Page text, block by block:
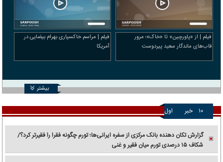
فیلم | از «پاورچین» تا «خاک»؛ مرور
قاب‌های ماندگار سعید پیردوست
فیلم | مراسم خاکسپاری بهرام بیضایی در
آمریکا
بیشتر
۱۰ خبر اول
گزارش تکان‌ دهنده بانک مرکزی از سفره ایرانی‌ها؛ تورم چگونه فقرا را فقیرتر کرد؟/
شکاف ۱۵ درصدی تورم میان فقیر و غنی